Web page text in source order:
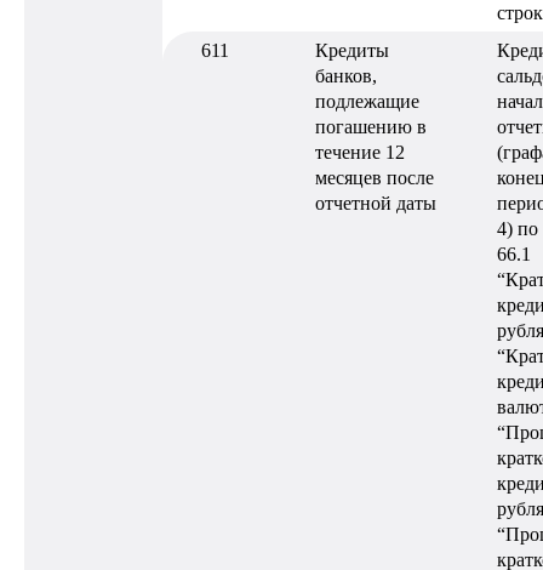
611
Кредиты
банков,
подлежащие
погашению в
течение 12
месяцев после
отчетной даты
4) по
66.1